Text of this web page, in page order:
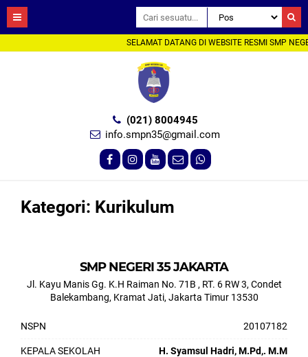
SELAMAT DATANG DI WEBSITE RESMI SMP
(021) 8004945
info.smpn35@gmail.com
Kategori: Kurikulum
SMP NEGERI 35 JAKARTA
Jl. Kayu Manis Gg. K.H Raiman No. 71B , RT. 6 RW 3, Condet
Balekambang, Kramat Jati, Jakarta Timur 13530
NSPN 20107182
KEPALA SEKOLAH H. Syamsul Hadri, M.Pd,. M.M